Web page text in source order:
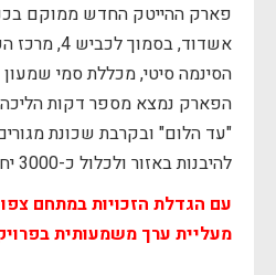
פארק ההייטק החדש ממוקם
אשדוד,
הסינמה סיטי, מכללת סמי
הפארק נמצא מספר דקות
"עד הלום" ובקרבת שכונת
להיבנות באזור ולכלול כ-3000 יחידות דיור.
עם הגדלת הזכויות במתחם
מעליית ערך משמעותית